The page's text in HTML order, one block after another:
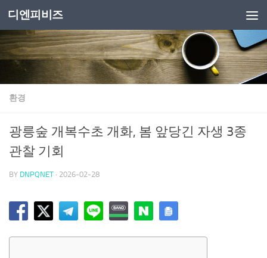
Skip to content
디엔피비즈
환경
광릉숲 개복수초 개화, 봄 앞당긴 자생 3종
관찰 기회
BY DNPQNET · 2026-02-28